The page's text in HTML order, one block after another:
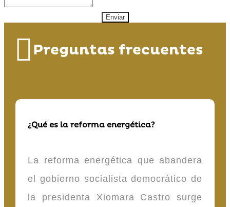
Enviar
Preguntas frecuentes
¿Qué es la reforma energética?
La reforma energética que abandera
el gobierno socialista democrático de
la presidenta Xiomara Castro surge